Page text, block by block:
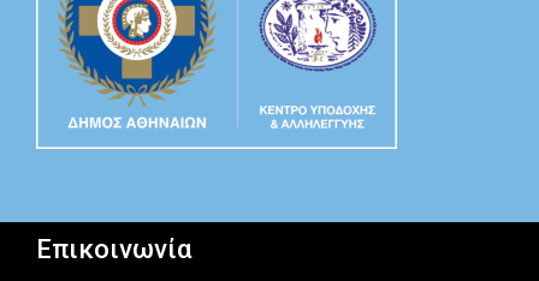
Επικοινωνία